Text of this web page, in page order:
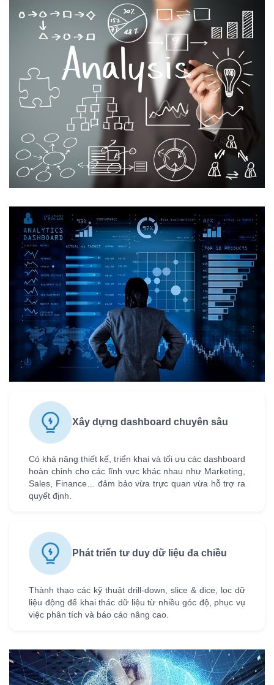
Xây dựng dashboard chuyên sâu
Có khả năng thiết kế, triển khai và tối ưu các dashboard
hoàn chỉnh cho các lĩnh vực khác nhau như Marketing,
Sales, Finance… đảm bảo vừa trực quan vừa hỗ trợ ra
quyết định.
Phát triển tư duy dữ liệu đa chiều
Thành thạo các kỹ thuật drill-down, slice & dice, lọc dữ
liệu động để khai thác dữ liệu từ nhiều góc độ, phục vụ
việc phân tích và báo cáo nâng cao.